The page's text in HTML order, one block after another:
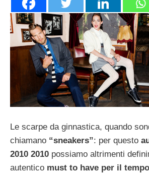
Le scarpe da ginnastica, quando
chiamano “sneakers”: per questo
2010 2010 possiamo altrimenti
autentico must to have per il